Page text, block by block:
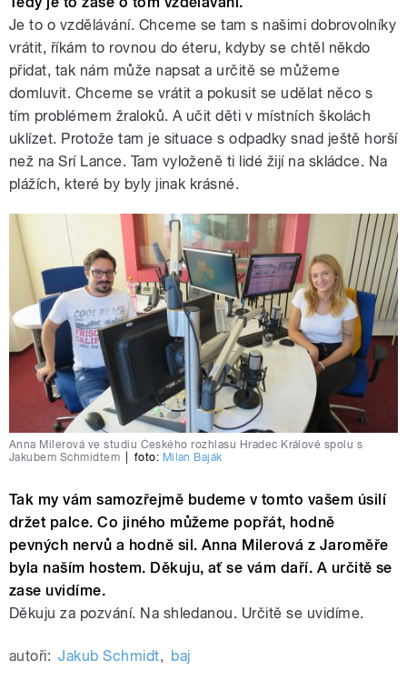
Je to o vzdělávání. Chceme se tam s našimi dobrovolníky
vrátit, říkám to rovnou do éteru, kdyby se chtěl někdo
přidat, tak nám může napsat a určitě se můžeme
domluvit. Chceme se vrátit a pokusit se udělat něco s
tím problémem žraloků. A učit děti v místních školách
uklízet. Protože tam je situace s odpadky snad ještě horší
než na Srí Lance. Tam vyloženě ti lidé žijí na skládce. Na
plážích, které by byly jinak krásné.
Anna Milerová ve studiu Českého rozhlasu Hradec Králové spolu s
Jakubem Schmidtem
foto: Milan Baják
Tak my vám samozřejmě budeme v tomto vašem úsilí
držet palce. Co jiného můžeme popřát, hodně
pevných nervů a hodně sil. Anna Milerová z Jaroměře
byla naším hostem. Děkuju, ať se vám daří. A určitě se
zase uvidíme.
Děkuju za pozvání. Na shledanou. Určitě se uvidíme.
autoři: Jakub Schmidt, baj